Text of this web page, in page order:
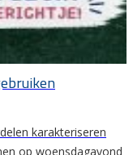
karakteriseren
op woensdagavond